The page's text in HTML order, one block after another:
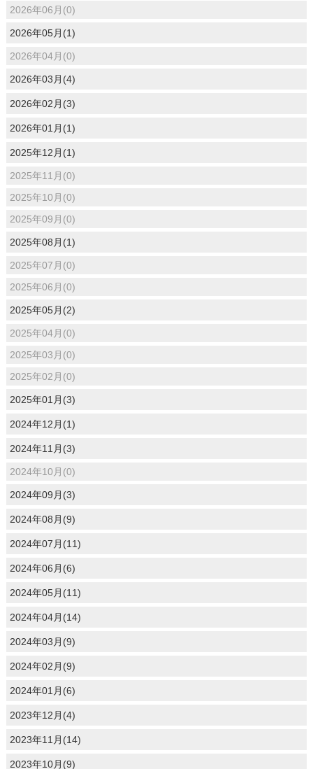
2026年06月(0)
2026年05月(1)
2026年04月(0)
2026年03月(4)
2026年02月(3)
2026年01月(1)
2025年12月(1)
2025年11月(0)
2025年10月(0)
2025年09月(0)
2025年08月(1)
2025年07月(0)
2025年06月(0)
2025年05月(2)
2025年04月(0)
2025年03月(0)
2025年02月(0)
2025年01月(3)
2024年12月(1)
2024年11月(3)
2024年10月(0)
2024年09月(3)
2024年08月(9)
2024年07月(11)
2024年06月(6)
2024年05月(11)
2024年04月(14)
2024年03月(9)
2024年02月(9)
2024年01月(6)
2023年12月(4)
2023年11月(14)
2023年10月(9)